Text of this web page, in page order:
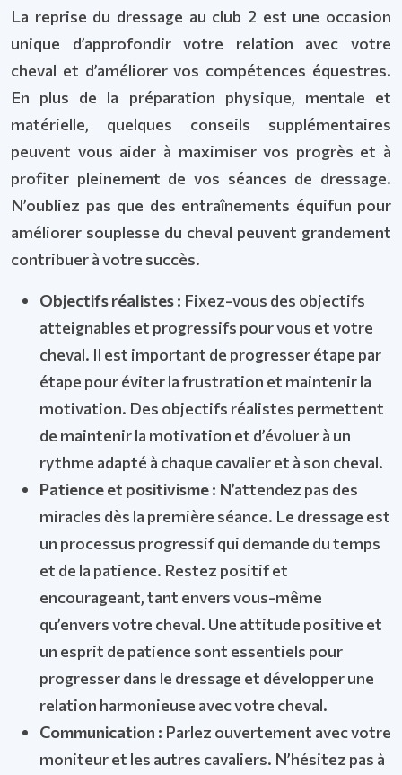
La reprise du dressage au club 2 est une occasion
unique d’approfondir votre relation avec votre
cheval et d’améliorer vos compétences équestres.
En plus de la préparation physique, mentale et
matérielle, quelques conseils supplémentaires
peuvent vous aider à maximiser vos progrès et à
profiter pleinement de vos séances de dressage.
N’oubliez pas que des entraînements équifun pour
améliorer souplesse du cheval peuvent grandement
contribuer à votre succès.
Objectifs réalistes : Fixez-vous des objectifs
atteignables et progressifs pour vous et votre
cheval. Il est important de progresser étape par
étape pour éviter la frustration et maintenir la
motivation. Des objectifs réalistes permettent
de maintenir la motivation et d’évoluer à un
rythme adapté à chaque cavalier et à son cheval.
Patience et positivisme : N’attendez pas des
miracles dès la première séance. Le dressage est
un processus progressif qui demande du temps
et de la patience. Restez positif et
encourageant, tant envers vous-même
qu’envers votre cheval. Une attitude positive et
un esprit de patience sont essentiels pour
progresser dans le dressage et développer une
relation harmonieuse avec votre cheval.
Communication : Parlez ouvertement avec votre
moniteur et les autres cavaliers. N’hésitez pas à